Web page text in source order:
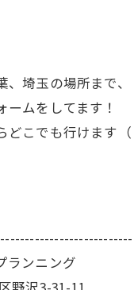
埼玉の場所まで、
ムをしてます！
どこでも行けます（
ランニング